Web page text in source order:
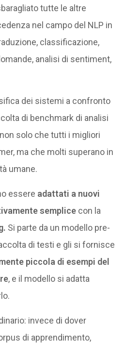
tutte le altre
nel campo del NLP in
classificazione,
analisi di sentiment,
dei sistemi a confronto
di benchmark di analisi
solo che tutti i migliori
ma che molti superano in
umane.
essere adattati a nuovi
semplicecon la
Si parte da un modello pre-
di testi e gli si fornisce
piccola di esempi del
, e il modello si adatta
invece di dover
di apprendimento,